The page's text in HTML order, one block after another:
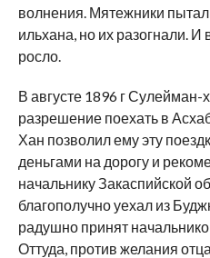
волнения. Мятежники
ильхана, но их разогнали. И
росло.
В августе 1896 г Сулейман-
разрешение поехать в
Хан позволил ему эту
деньгами на дорогу и
начальнику Закаспийской
благополучно уехал из
радушно принят
Оттуда, против желания